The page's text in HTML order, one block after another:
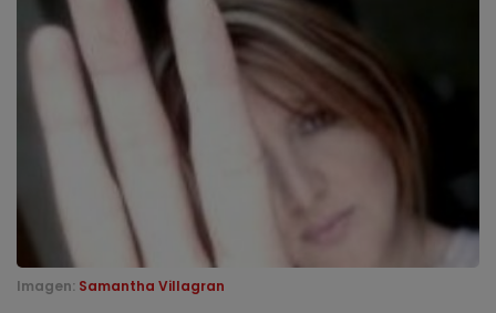
Imagen: Samantha Villagran